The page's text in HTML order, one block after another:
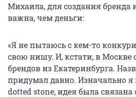
Михаила, для создания бренда
важна, чем деньги:
«Я не пытаюсь с кем-то
свою нишу. И, кстати, в Москве
брендов из Екатеринбурга.
придумал давно. Изначально я
dotted stone, идея была связана